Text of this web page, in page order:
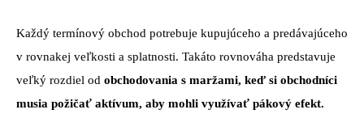
Každý termínový obchod potrebuje kupujúceho a predávajúceho
v rovnakej veľkosti a splatnosti. Takáto rovnováha predstavuje
veľký rozdiel od obchodovania s maržami, keď si obchodníci
musia požičať aktívum, aby mohli využívať pákový efekt.